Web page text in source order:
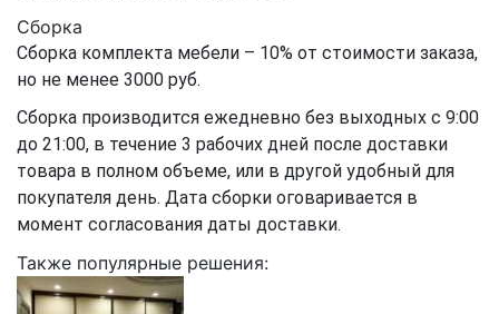
Сборка
Сборка комплекта мебели – 10% от стоимости заказа,
но не менее 3000 руб.
Сборка производится ежедневно без выходных с 9:00
до 21:00, в течение 3 рабочих дней после доставки
товара в полном объеме, или в другой удобный для
покупателя день. Дата сборки оговаривается в
момент согласования даты доставки.
Также популярные решения: